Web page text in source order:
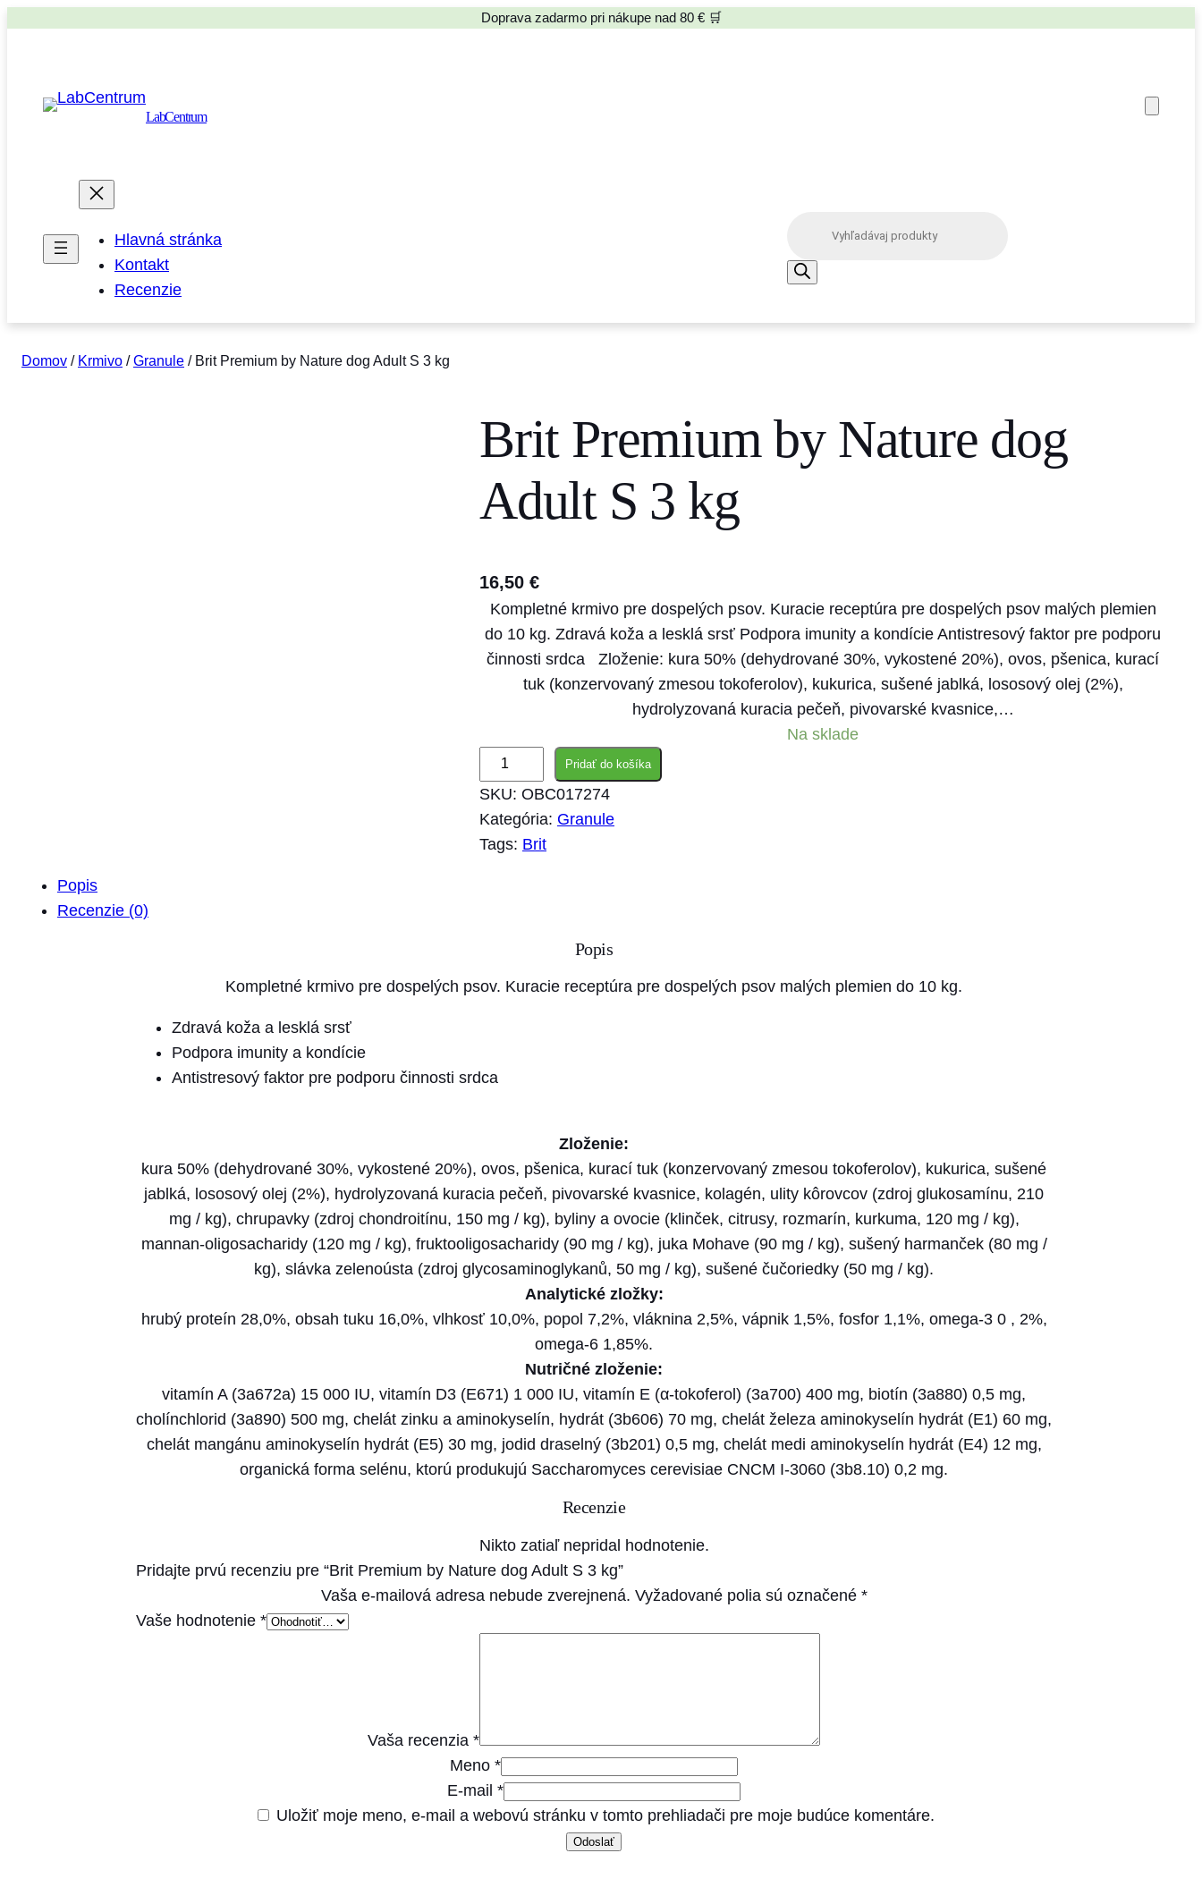
Doprava zadarmo pri nákupe nad 80 € 🛒
LabCentrum
Hlavná stránka
Kontakt
Recenzie
o
u
e
Domov / Krmivo /Granule / Brit Premium by Nature dog Adult S 3 kg
Brit Premium by Nature dog
Adult S 3 kg
16,50 €
Kompletné krmivo pre dospelých psov. Kuracie receptúra pre dospelých psov malých plemien
do 10 kg. Zdravá koža a lesklá srsť Podpora imunity a kondície Antistresový faktor pre podporu
činnosti srdca Zloženie: kura 50% (dehydrované 30%, vykostené 20%), ovos, pšenica, kurací
tuk (konzervovaný zmesou tokoferolov), kukurica, sušené jablká, lososový olej (2%),
hydrolyzovaná kuracia pečeň, pivovarské kvasnice,…
Na sklade
n
r
r
u
m
a
r
e
o
S
Pridať do košíka
SKU: OBC017274
Kategória: Granule
Tags: Brit
Popis
Recenzie (0)
Popis
Kompletné krmivo pre dospelých psov. Kuracie receptúra pre dospelých psov malých plemien do 10 kg.
Zdravá koža a lesklá srsť
Podpora imunity a kondície
Antistresový faktor pre podporu činnosti srdca
Zloženie:
kura 50% (dehydrované 30%, vykostené 20%), ovos, pšenica, kurací tuk (konzervovaný zmesou tokoferolov), kukurica, sušené
jablká, lososový olej (2%), hydrolyzovaná kuracia pečeň, pivovarské kvasnice, kolagén, ulity kôrovcov (zdroj glukosamínu, 210
mg / kg), chrupavky (zdroj chondroitínu, 150 mg / kg), byliny a ovocie (klinček, citrusy, rozmarín, kurkuma, 120 mg / kg),
mannan-oligosacharidy (120 mg / kg), fruktooligosacharidy (90 mg / kg), juka Mohave (90 mg / kg), sušený harmanček (80 mg /
kg), slávka zelenoústa (zdroj glycosaminoglykanů, 50 mg / kg), sušené čučoriedky (50 mg / kg).
Analytické zložky:
hrubý proteín 28,0%, obsah tuku 16,0%, vlhkosť 10,0%, popol 7,2%, vláknina 2,5%, vápnik 1,5%, fosfor 1,1%, omega-3 0 , 2%,
omega-6 1,85%.
Nutričné zloženie:
vitamín A (3a672a) 15 000 IU, vitamín D3 (E671) 1 000 IU, vitamín E (α-tokoferol) (3a700) 400 mg, biotín (3a880) 0,5 mg,
cholínchlorid (3a890) 500 mg, chelát zinku a aminokyselín, hydrát (3b606) 70 mg, chelát železa aminokyselín hydrát (E1) 60 mg,
chelát mangánu aminokyselín hydrát (E5) 30 mg, jodid draselný (3b201) 0,5 mg, chelát medi aminokyselín hydrát (E4) 12 mg,
organická forma selénu, ktorú produkujú Saccharomyces cerevisiae CNCM I-3060 (3b8.10) 0,2 mg.
Recenzie
Nikto zatiaľ nepridal hodnotenie.
Pridajte prvú recenziu pre “Brit Premium by Nature dog Adult S 3 kg”
Vaša e-mailová adresa nebude zverejnená. Vyžadované polia sú označené *
Vaše hodnotenie *
Vaša recenzia *
Meno *
E-mail *
Uložiť moje meno, e-mail a webovú stránku v tomto prehliadači pre moje budúce komentáre.